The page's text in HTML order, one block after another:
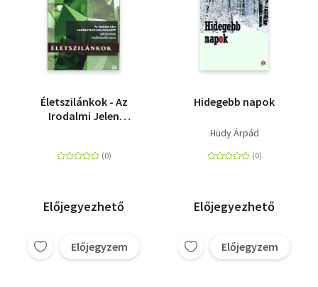
Életszilánkok - Az
Irodalmi Jelen
pályázatának
Előjegyezhető
Előjegyzem
Hidegebb napok
Hudy Árpád
Előjegyezhető
Előjegyzem